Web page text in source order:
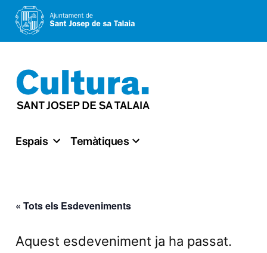
al
contingut
Espais Temàtiques
« Tots els Esdeveniments
Aquest esdeveniment ja ha passat.